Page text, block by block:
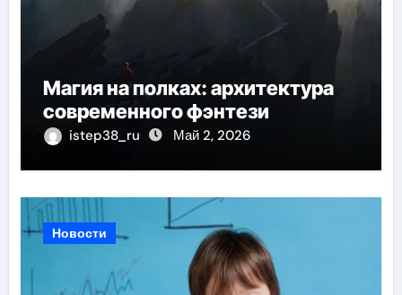
Магия на полках: архитектура
современного фэнтези
istep38_ru Май 2, 2026
Новости